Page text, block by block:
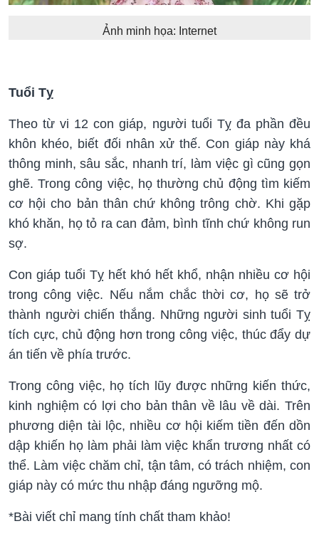
Ảnh minh họa: Internet
Tuổi Tỵ
Theo từ vi 12 con giáp, người tuổi Tỵ đa phần đều
khôn khéo, biết đối nhân xử thế. Con giáp này khá
thông minh, sâu sắc, nhanh trí, làm việc gì cũng gọn
ghẽ. Trong công việc, họ thường chủ động tìm kiếm
cơ hội cho bản thân chứ không trông chờ. Khi gặp
khó khăn, họ tỏ ra can đảm, bình tĩnh chứ không run
sợ.
Con giáp tuổi Tỵ hết khó hết khổ, nhận nhiều cơ hội
trong công việc. Nếu nắm chắc thời cơ, họ sẽ trở
thành người chiến thắng. Những người sinh tuổi Tỵ
tích cực, chủ động hơn trong công việc, thúc đẩy dự
án tiến về phía trước.
Trong công việc, họ tích lũy được những kiến thức,
kinh nghiệm có lợi cho bản thân về lâu về dài. Trên
phương diện tài lộc, nhiều cơ hội kiếm tiền đến dồn
dập khiến họ làm phải làm việc khẩn trương nhất có
thể. Làm việc chăm chỉ, tận tâm, có trách nhiệm, con
giáp này có mức thu nhập đáng ngưỡng mộ.
*Bài viết chỉ mang tính chất tham khảo!